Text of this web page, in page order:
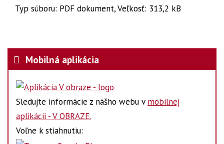
Typ súboru: PDF dokument, Veľkosť: 313,2 kB
Mobilná aplikácia
Sledujte informácie z nášho webu v mobilnej
aplikácii - V OBRAZE.
Voľne k stiahnutiu: